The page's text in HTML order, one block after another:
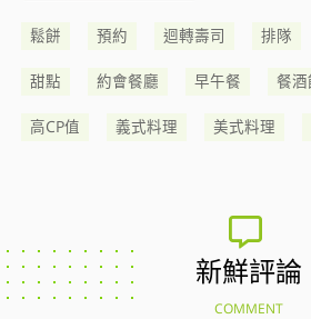
鬆餅 預約 迴轉壽司 排隊
甜點 約會餐廳 早午餐 餐酒
高CP值 義式料理 美式料理
新鮮評論
COMMENT